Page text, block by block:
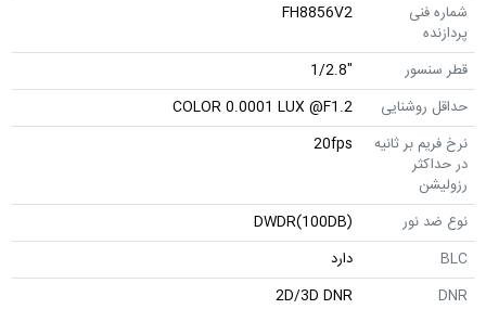
شماره فنی
پردازنده
FH8856V2
قطر سنسور
"1/2.8
حداقل روشنایی
COLOR 0.0001 LUX @F1.2
نرخ فریم بر ثانیه
در حداکثر
رزولیشن
20fps
نوع ضد نور
DWDR(100DB)
BLC
دارد
DNR
2D/3D DNR